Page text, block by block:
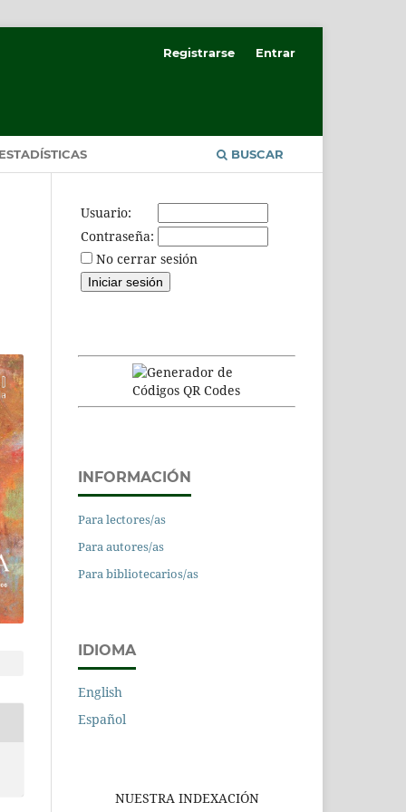
BUSCAR
Registrarse Entrar
Usuario:
Contraseña:
No cerrar sesión
INFORMACIÓN
Para lectores/as
Para autores/as
Para bibliotecarios/as
IDIOMA
English
Español
NUESTRA INDEXACIÓN